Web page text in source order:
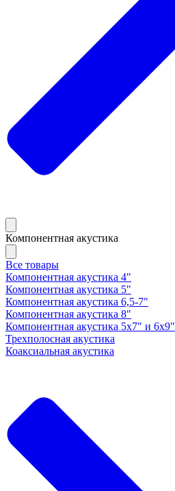
Компонентная акустика
Все товары
Компонентная акустика 4"
Компонентная акустика 5"
Компонентная акустика 6,5-7"
Компонентная акустика 8"
Компонентная акустика 5х7" и 6х9"
Трехполосная акустика
Коаксиальная акустика